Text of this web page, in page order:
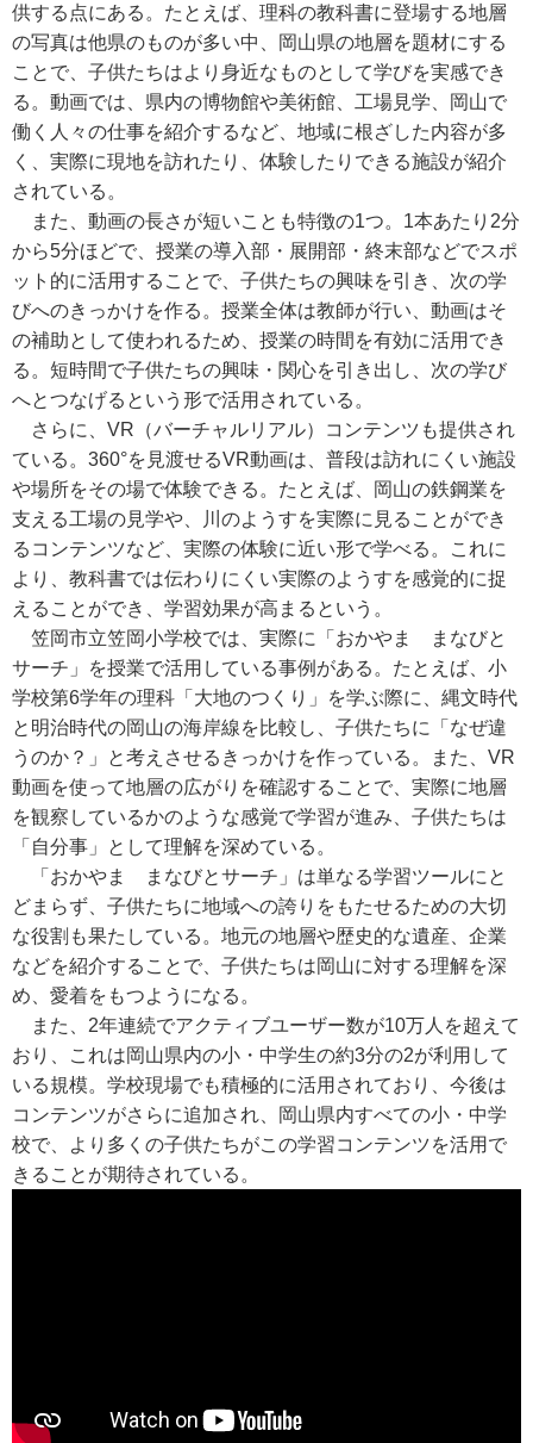
供する点にある。たとえば、理科の教科書に登場する地層
の写真は他県のものが多い中、岡山県の地層を題材にする
ことで、子供たちはより身近なものとして学びを実感でき
る。動画では、県内の博物館や美術館、工場見学、岡山で
働く人々の仕事を紹介するなど、地域に根ざした内容が多
く、実際に現地を訪れたり、体験したりできる施設が紹介
されている。
また、動画の長さが短いことも特徴の1つ。1本あたり2分
から5分ほどで、授業の導入部・展開部・終末部などでスポ
ット的に活用することで、子供たちの興味を引き、次の学
びへのきっかけを作る。授業全体は教師が行い、動画はそ
の補助として使われるため、授業の時間を有効に活用でき
る。短時間で子供たちの興味・関心を引き出し、次の学び
へとつなげるという形で活用されている。
さらに、VR（バーチャルリアル）コンテンツも提供され
ている。360°を見渡せるVR動画は、普段は訪れにくい施設
や場所をその場で体験できる。たとえば、岡山の鉄鋼業を
支える工場の見学や、川のようすを実際に見ることができ
るコンテンツなど、実際の体験に近い形で学べる。これに
より、教科書では伝わりにくい実際のようすを感覚的に捉
えることができ、学習効果が高まるという。
笠岡市立笠岡小学校では、実際に「おかやま まなびと
サーチ」を授業で活用している事例がある。たとえば、小
学校第6学年の理科「大地のつくり」を学ぶ際に、縄文時代
と明治時代の岡山の海岸線を比較し、子供たちに「なぜ違
うのか？」と考えさせるきっかけを作っている。また、VR
動画を使って地層の広がりを確認することで、実際に地層
を観察しているかのような感覚で学習が進み、子供たちは
「自分事」として理解を深めている。
「おかやま まなびとサーチ」は単なる学習ツールにと
どまらず、子供たちに地域への誇りをもたせるための大切
な役割も果たしている。地元の地層や歴史的な遺産、企業
などを紹介することで、子供たちは岡山に対する理解を深
め、愛着をもつようになる。
また、2年連続でアクティブユーザー数が10万人を超えて
おり、これは岡山県内の小・中学生の約3分の2が利用して
いる規模。学校現場でも積極的に活用されており、今後は
コンテンツがさらに追加され、岡山県内すべての小・中学
校で、より多くの子供たちがこの学習コンテンツを活用で
きることが期待されている。